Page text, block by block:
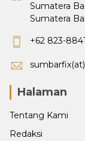
Sumatera
Sumatera
+62 823-
Halaman
Tentang Kami
Redaksi